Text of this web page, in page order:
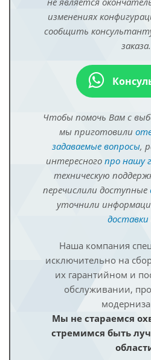
изменениях
сообщить
заказа.
Чтобы помочь Вам с
мы приготовили
задаваемые вопросы,
интересного про нашу
техническую
перечислили доступные
уточнили
Наша компания
исключительно на
их гарантийном и
обслуживании,
Мы не стараемся
стремимся быть